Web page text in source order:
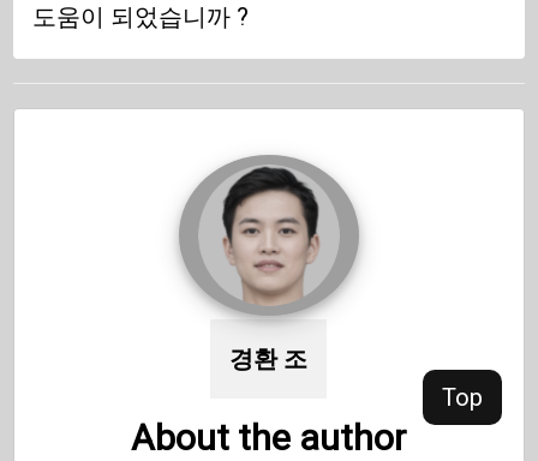
Top
도움이 되었습니까 ?
경환 조
About the author